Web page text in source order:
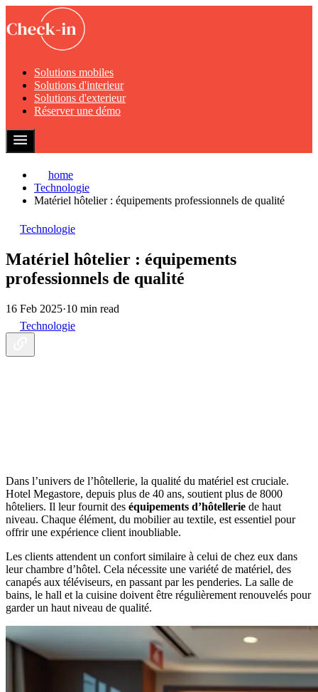
Solutions mobiles
Solutions d'interieur
Solutions d'exterieur
Réserver une démo
home
Technologie
Matériel hôtelier : équipements professionnels de qualité
Technologie
Matériel hôtelier : équipements
professionnels de qualité
16 Feb 2025·10 min read
Technologie
Dans l’univers de l’hôtellerie, la qualité du matériel est cruciale.
Hotel Megastore, depuis plus de 40 ans, soutient plus de 8000
hôteliers. Il leur fournit des équipements d’hôtellerie de haut
niveau. Chaque élément, du mobilier au textile, est essentiel pour
offrir une expérience client inoubliable.
Les clients attendent un confort similaire à celui de chez eux dans
leur chambre d’hôtel. Cela nécessite une variété de matériel, des
canapés aux téléviseurs, en passant par les penderies. La salle de
bains, le hall et la cuisine doivent être régulièrement renouvelés pour
garder un haut niveau de qualité.